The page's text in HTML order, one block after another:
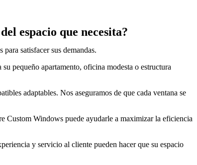
espacio que necesita?
satisfacer sus demandas.
pequeño apartamento, oficina modesta o estructura
adaptables. Nos aseguramos de que cada ventana se
Custom Windows puede ayudarle a maximizar la eficiencia
y servicio al cliente pueden hacer que su espacio